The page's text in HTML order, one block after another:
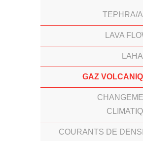
TEPHRA/
LAVA
GAZ
COURANTS DE